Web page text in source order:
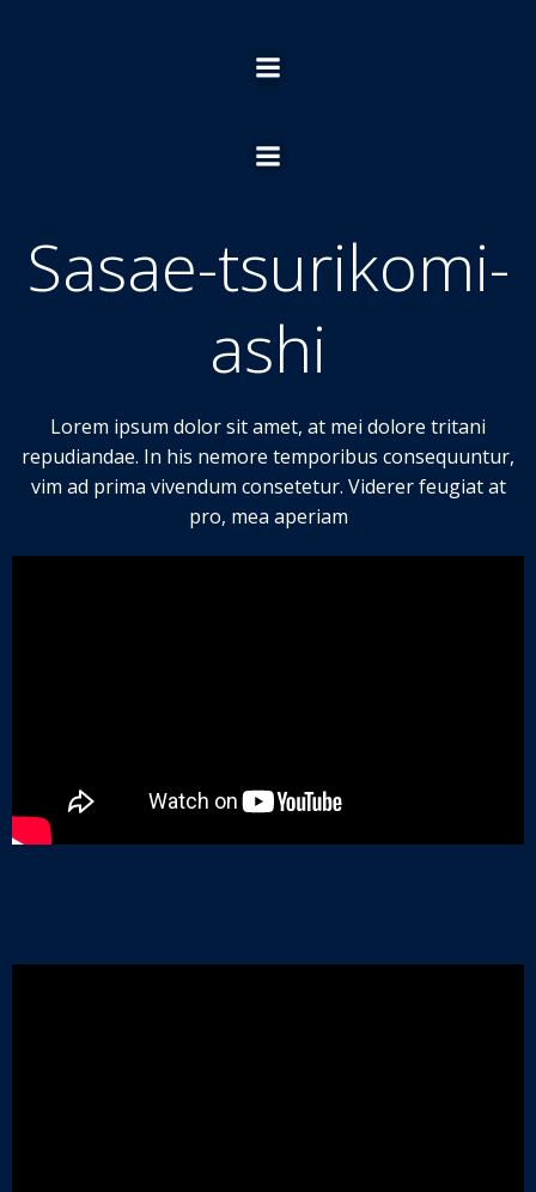
de
Sasae-tsurikomi-
ashi
Lorem ipsum dolor sit amet, at mei dolore tritani
repudiandae. In his nemore temporibus consequuntur,
vim ad prima vivendum consetetur. Viderer feugiat at
pro, mea aperiam